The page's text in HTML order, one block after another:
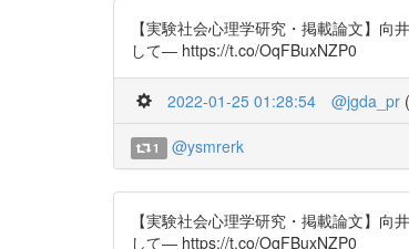
【実験社会心理学研究・掲載論文】
して― https://t.co/OqFBuxNZP0
2022-01-25 01:28:54 @jgda_pr (
1 @ysmrerk
【実験社会心理学研究・掲載論文】
して― https://t.co/OqFBuxNZP0